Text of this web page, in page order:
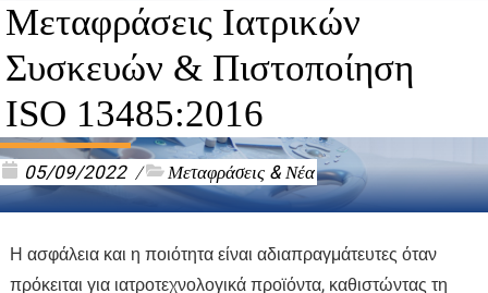
Μεταφράσεις Ιατρικών
Συσκευών & Πιστοποίηση
ISO 13485:2016
05/09/2022 / Μεταφράσεις & Νέα
Η ασφάλεια και η ποιότητα είναι αδιαπραγμάτευτες όταν
πρόκειται για ιατροτεχνολογικά προϊόντα, καθιστώντας τη